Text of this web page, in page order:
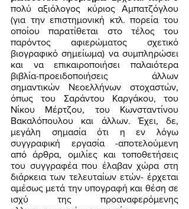
πολύ αξιόλογος κύριος Αμπατζόγλου
(για την επιστημονική κτλ. πορεία του
οποίου παρατίθεται στο τέλος του
παρόντος αφιερώματος σχετικό
βιογραφικό σημείωμα) να συμπληρώσει
και να επικαιροποιήσει παλαιότερα
βιβλία-προειδοποιήσεις άλλων
σημαντικών Νεοελλήνων στοχαστών,
όπως του Σαράντου Καργάκου, του
Νίκου Μέρτζου, του Κωνσταντίνου
Βακαλόπουλου και άλλων. Έχει, δε,
μεγάλη σημασία ότι η εν λόγω
συγγραφική εργασία -αποτελούμενη
από άρθρα, ομιλίες και τοποθετήσεις
του συγγραφέα που έλαβαν χώρα στη
διάρκεια των τελευταίων ετών- έρχεται
αμέσως μετά την υπογραφή και θέση σε
ισχύ της προαναφερόμενης